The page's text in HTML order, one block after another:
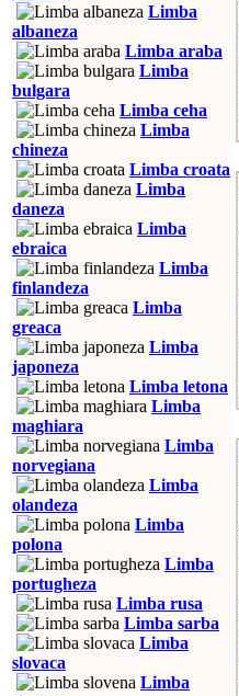
Limba
albaneza
Limba araba
Limba
bulgara
Limba ceha
Limba
chineza
Limba croata
Limba
daneza
Limba
ebraica
Limba
finlandeza
Limba
greaca
Limba
japoneza
Limba letona
Limba
maghiara
Limba
norvegiana
Limba
olandeza
Limba
polona
Limba
portugheza
Limba rusa
Limba sarba
Limba
slovaca
Limba